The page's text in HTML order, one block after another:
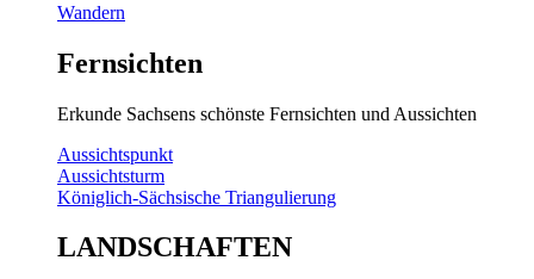
Wandern
Fernsichten
Erkunde Sachsens schönste Fernsichten und Aussichten
Aussichtspunkt
Aussichtsturm
Königlich-Sächsische Triangulierung
LANDSCHAFTEN